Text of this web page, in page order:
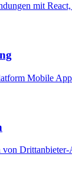
mit
Mobile
Drittanbieter-